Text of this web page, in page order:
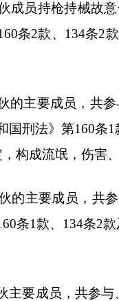
成员持枪持械故
条2款、 134条2
的主要成员，共
国刑法》第160条1
构成流氓，伤害
的主要成员，共
条1款、 134条2款
主要成员，共参